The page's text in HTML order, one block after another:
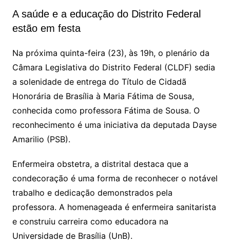
A saúde e a educação do Distrito Federal
estão em festa
Na próxima quinta-feira (23), às 19h, o plenário da
Câmara Legislativa do Distrito Federal (CLDF) sedia
a solenidade de entrega do Título de Cidadã
Honorária de Brasília à Maria Fátima de Sousa,
conhecida como professora Fátima de Sousa. O
reconhecimento é uma iniciativa da deputada Dayse
Amarilio (PSB).
Enfermeira obstetra, a distrital destaca que a
condecoração é uma forma de reconhecer o notável
trabalho e dedicação demonstrados pela
professora. A homenageada é enfermeira sanitarista
e construiu carreira como educadora na
Universidade de Brasília (UnB).